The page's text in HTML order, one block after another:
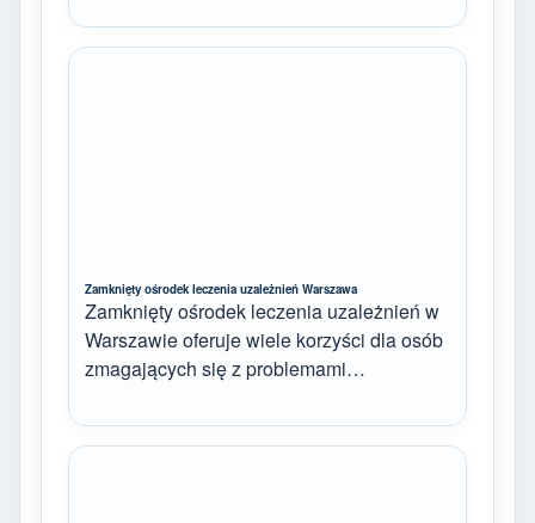
Zamknięty ośrodek leczenia uzależnień Warszawa
Zamknięty ośrodek leczenia uzależnień w
Warszawie oferuje wiele korzyści dla osób
zmagających się z problemami…